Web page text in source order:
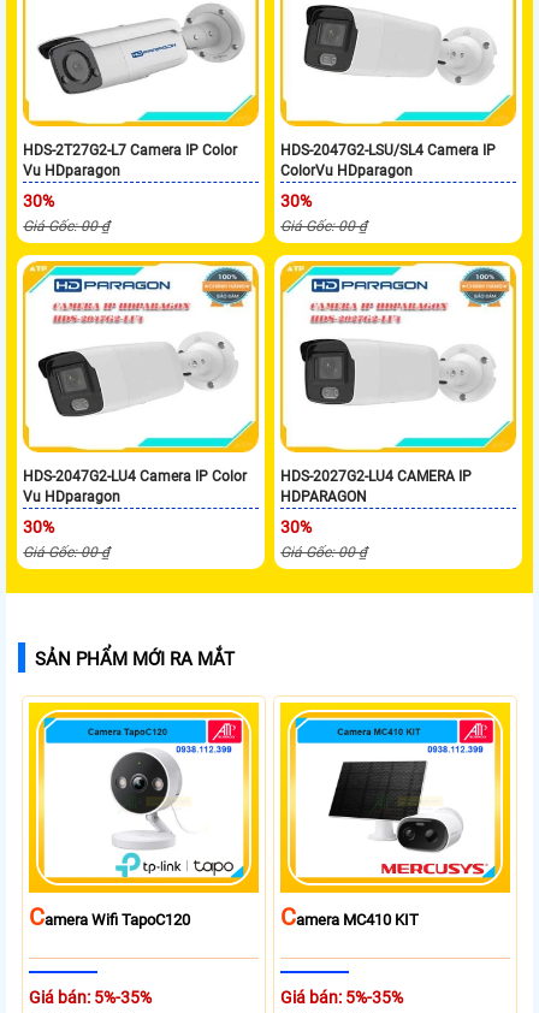
HDS-2T27G2-L7 Camera IP Color
Vu HDparagon
30%
Giá Gốc: 00 ₫
HDS-2047G2-LSU/SL4 Camera IP
ColorVu HDparagon
30%
Giá Gốc: 00 ₫
HDS-2047G2-LU4 Camera IP Color
Vu HDparagon
30%
Giá Gốc: 00 ₫
HDS-2027G2-LU4 CAMERA IP
HDPARAGON
30%
Giá Gốc: 00 ₫
SẢN PHẨM MỚI RA MẮT
CAmera Wifi TapoC120
Giá bán: 5%-35%
CAmera MC410 KIT
Giá bán: 5%-35%